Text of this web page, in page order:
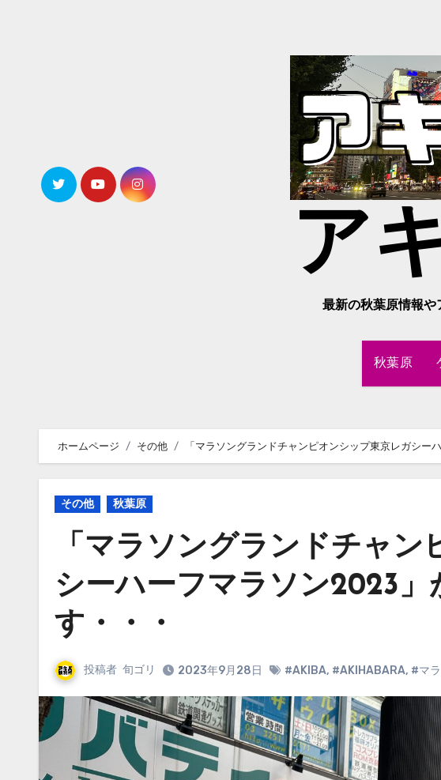
ア
最新の秋葉原情報や
秋葉原
ホームページ その他 「マラソングランドチャンピオンシップ東京レガシー
その他 秋葉原
「マラソングランドチャ
シーハーフマラソン2023
す・・・
投稿者 旬ゴリ 2023年9月28日 #AKIBA, #AKIHABARA, #マ